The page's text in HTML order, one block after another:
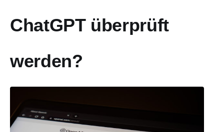
ChatGPT überprüft
werden?